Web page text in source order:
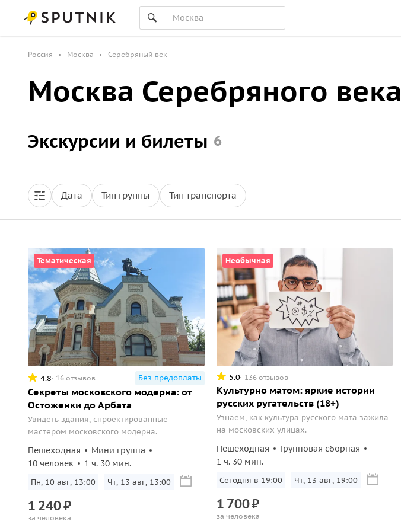
Россия Москва Серебряный век
Москва Серебряного века
Экскурсии и билеты 6
Дата Тип группы Тип транспорта
Тематическая
4.8 16 отзывов Без предоплаты
Секреты московского модерна: от
Остоженки до Арбата
Увидеть здания, спроектированные
мастером московского модерна.
Пешеходная
Мини группа
10 человек
1 ч. 30 мин.
Пн, 10 авг, 13:00 Чт, 13 авг, 13:00
1 240₽
за человека
Необычная
5.0 136 отзывов
Культурно матом: яркие истории
русских ругательств (18+)
Узнаем, как культура русского мата зажила
на московских улицах.
Пешеходная
Групповая сборная
1 ч. 30 мин.
Сегодня в 19:00 Чт, 13 авг, 19:00
1 700₽
за человека